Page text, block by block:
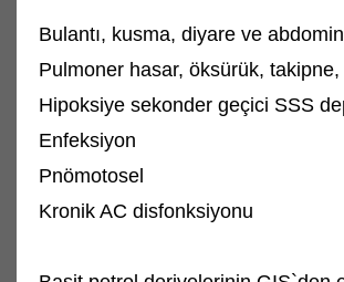
Bulantı, kusma, diyare ve
Pulmoner hasar, öksürük, takipne,
Hipoksiye sekonder geçici SSS
Enfeksiyon
Pnömotosel
Kronik AC disfonksiyonu